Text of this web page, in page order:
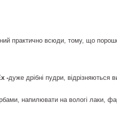
практично всюди, тому, що
-дуже дрібні пудри, відрізняються
напилювати на вологі лаки,